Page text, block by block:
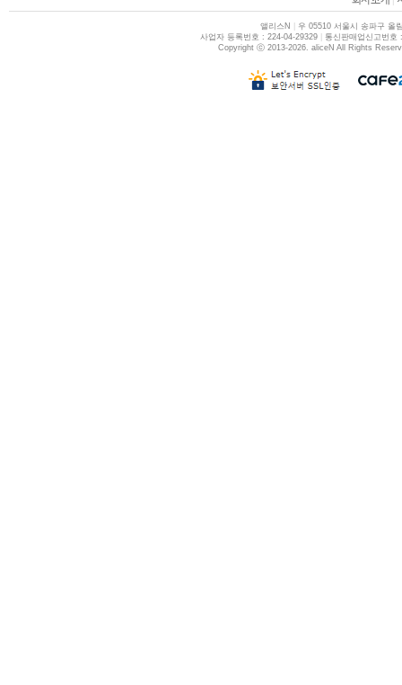
앨리스N
우 05510 서울시 송파구 올
사업자 등록번호 : 224-04-29329
통신판매업신고번호
Copyright ⓒ 2013-2026. aliceN All Rights